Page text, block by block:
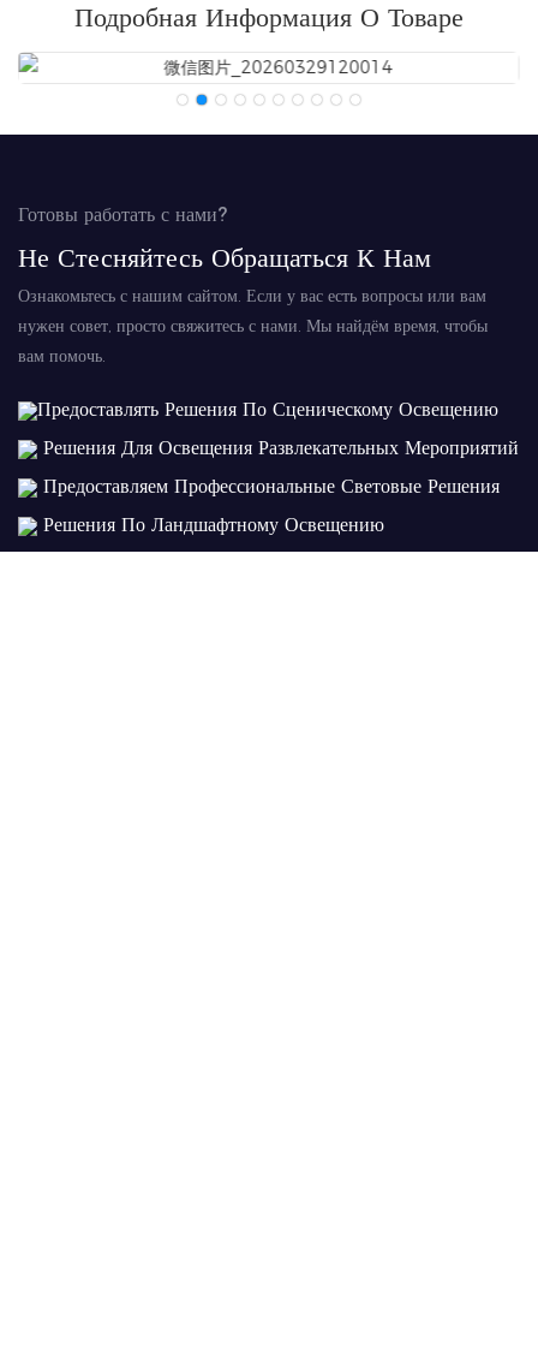
Подробная Информация О Товаре
Готовы работать с нами?
Не Стесняйтесь Обращаться К Нам
Ознакомьтесь с нашим сайтом. Если у вас есть вопросы или вам
нужен совет, просто свяжитесь с нами. Мы найдём время, чтобы
вам помочь.
Предоставлять Решения По Сценическому Освещению
Решения Для Освещения Развлекательных Мероприятий
Предоставляем Профессиональные Световые Решения
Решения По Ландшафтному Освещению